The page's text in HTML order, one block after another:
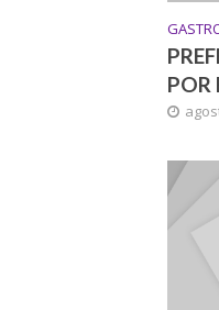
POR